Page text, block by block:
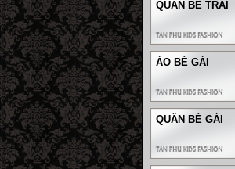
QUẦN BÉ TRAI
ÁO BÉ GÁI
QUẦN BÉ GÁI